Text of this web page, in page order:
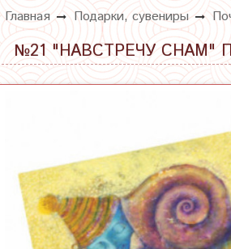
Главная Подарки, сувениры
№21 "НАВСТРЕЧУ СНАМ"